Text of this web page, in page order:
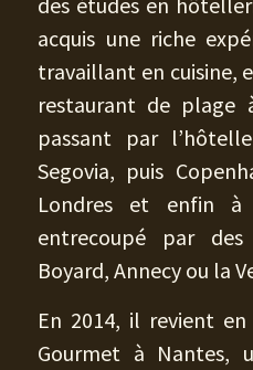
acquis une riche
travaillant en cuisine,
restaurant de plage
passant par
Segovia, puis
Londres et enfin à
entrecoupé par
Boyard, Annecy ou la
En 2014, il revient
Gourmet à Nantes,